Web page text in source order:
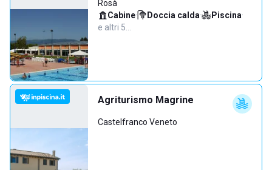
Rosà
Cabine· Doccia calda· Piscina·
e altri 5…
Agriturismo Magrine
Castelfranco Veneto